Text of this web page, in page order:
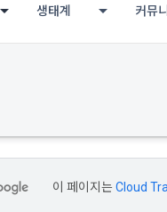
생태계 커뮤
이 페이지는Cloud